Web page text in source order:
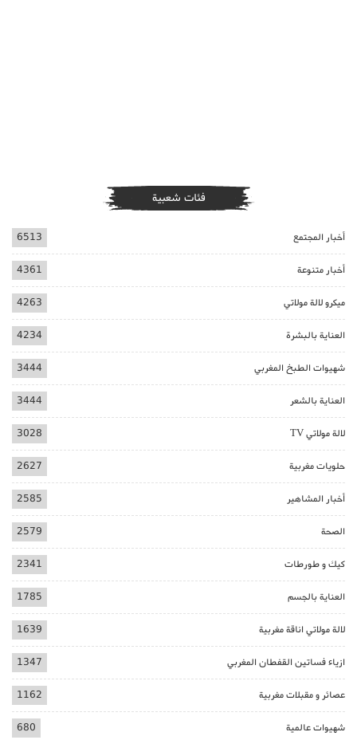
فئات شعبية
أخبار المجتمع 6513
أخبار متنوعة 4361
ميكرو لالة مولاتي 4263
العناية بالبشرة 4234
شهيوات الطبخ المغربي 3444
العناية بالشعر 3444
لالة مولاتي TV 3028
حلويات مغربية 2627
أخبار المشاهير 2585
الصحة 2579
كيك و طورطات 2341
العناية بالجسم 1785
لالة مولاتي اناقة مغربية 1639
ازياء فساتين القفطان المغربي 1347
عصائر و مقبلات مغربية 1162
شهيوات عالمية 680